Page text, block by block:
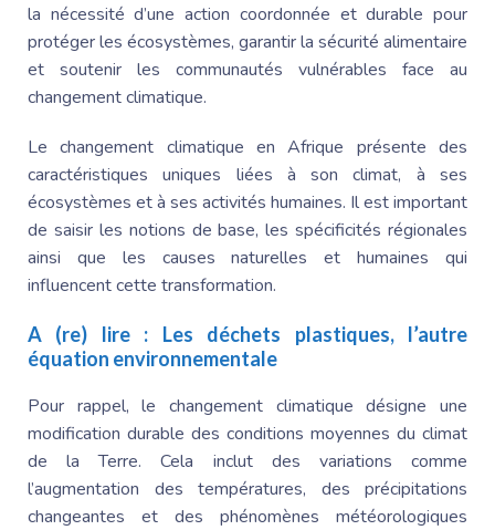
la nécessité d’une action coordonnée et durable pour
protéger les écosystèmes, garantir la sécurité alimentaire
et soutenir les communautés vulnérables face au
changement climatique.
Le changement climatique en Afrique présente des
caractéristiques uniques liées à son climat, à ses
écosystèmes et à ses activités humaines. Il est important
de saisir les notions de base, les spécificités régionales
ainsi que les causes naturelles et humaines qui
influencent cette transformation.
A (re) lire : Les déchets plastiques, l’autre
équation environnementale
Pour rappel, le changement climatique désigne une
modification durable des conditions moyennes du climat
de la Terre. Cela inclut des variations comme
l’augmentation des températures, des précipitations
changeantes et des phénomènes météorologiques